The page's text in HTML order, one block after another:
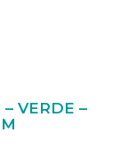
VERDE –